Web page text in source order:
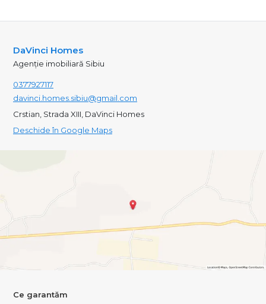
DaVinci Homes
Agenție imobiliară Sibiu
0377927117
davinci.homes.sibiu@gmail.com
Crstian, Strada XIII, DaVinci Homes
Deschide în Google Maps
Ce garantăm